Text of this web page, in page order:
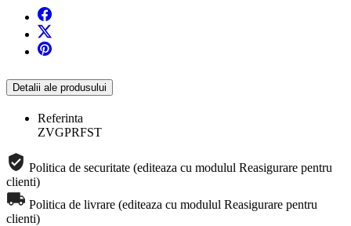
Detalii ale produsului
Referinta
ZVGPRFST
Politica de securitate (editeaza cu modulul Reasigurare pentru
clienti)
Politica de livrare (editeaza cu modulul Reasigurare pentru
clienti)